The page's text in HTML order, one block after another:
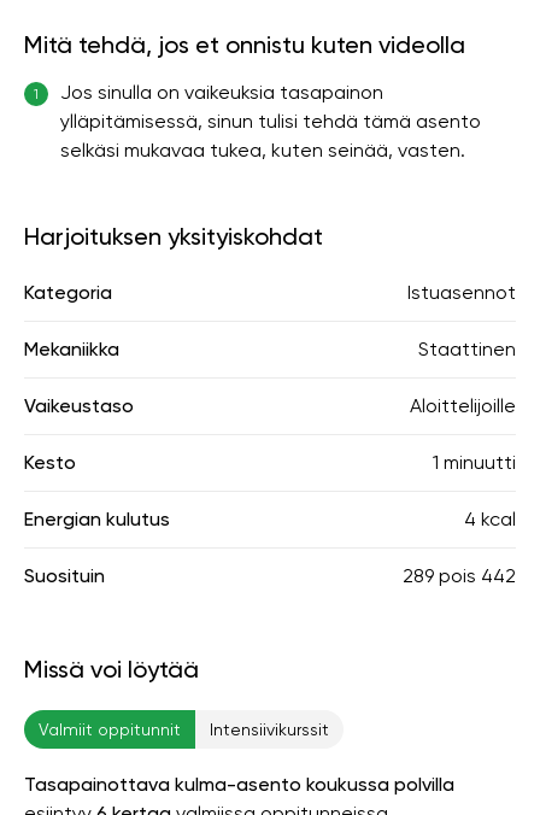
Mitä tehdä, jos et onnistu kuten videolla
1
Jos sinulla on vaikeuksia tasapainon
ylläpitämisessä, sinun tulisi tehdä tämä asento
selkäsi mukavaa tukea, kuten seinää, vasten.
Harjoituksen yksityiskohdat
Kategoria Istuasennot
Mekaniikka Staattinen
Vaikeustaso Aloittelijoille
Kesto 1 minuutti
Energian kulutus 4 kcal
Suosituin 289 pois 442
Missä voi löytää
Valmiit oppitunnit Intensiivikurssit
Tasapainottava kulma-asento koukussa polvilla